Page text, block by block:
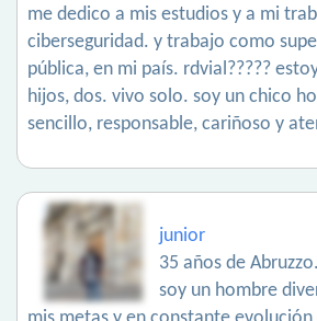
me dedico a mis estudios y a mi
ciberseguridad. y trabajo como
pública, en mi país. rdvial?????
hijos, dos. vivo solo. soy un chico
sencillo, responsable, cariñoso y
junior
35 años de Abruzzo.
soy un hombre